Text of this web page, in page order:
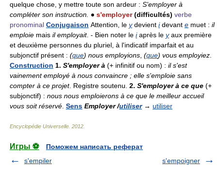
quelque chose, y mettre toute son ardeur : S'employer à
compléter son instruction. ● s'employer(difficultés) verbe
pronominal Conjugaison Attention, le ydevient idevant e muet : il
emploie mais il employait. - Bien noter le iaprès le yaux première
et deuxième personnes du pluriel, à l'indicatif imparfait et au
subjonctif présent : (que) nous employions (que) vous employiez
Construction 1. S'employer à (+ infinitif ou nom) : il s'est
vainement employé à nous convaincre ; elle s'emploie sans
compter à ce projet. Registre soutenu. 2. S'employer à ce que (+
subjonctif) : nous nous emploierons à ce que le meilleur accueil
vous soit réservé Sens Employer /utiliser→ utiliser
Encyclopédie Universelle 2012
Игры ⚽
Поможем написать реферат
s'empiler
s'empoigner